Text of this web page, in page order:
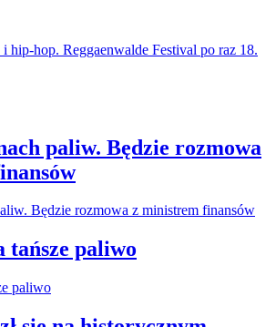
paliw. Będzie rozmowa
tańsze paliwo